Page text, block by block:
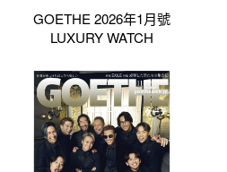
GOETHE 2026年1月號
LUXURY WATCH